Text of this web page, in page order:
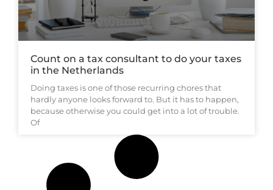
Count on a tax consultant to do your taxes
in the Netherlands
Doing taxes is one of those recurring chores that
hardly anyone looks forward to. But it has to happen,
because otherwise you could get into a lot of trouble.
Of